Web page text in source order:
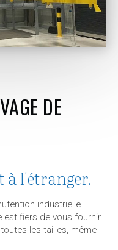
DE
à l'étranger.
industrielle
est fiers de vous fournir
les tailles, même